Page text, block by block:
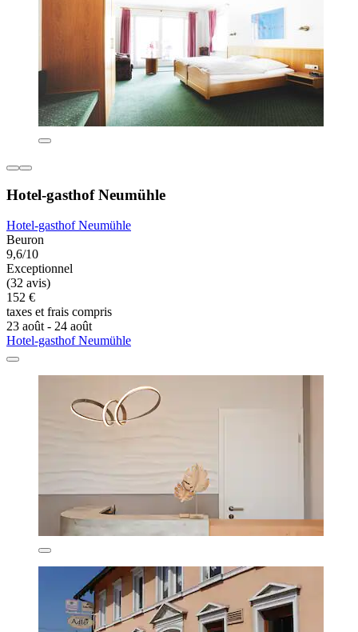
Hotel-gasthof Neumühle
Hotel-gasthof Neumühle
Beuron
9,6/10
Exceptionnel
(32 avis)
152 €
taxes et frais compris
23 août - 24 août
Hotel-gasthof Neumühle